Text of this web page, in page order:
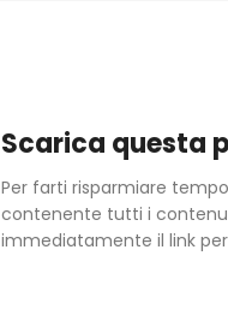
Scarica questa
Per farti risparmiare
contenente tutti i
immediatamente il link